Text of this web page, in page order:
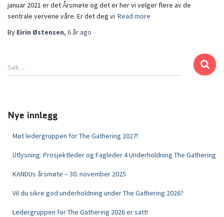
januar 2021 er det Årsmøte og det er her vi velger flere av de
sentrale vervene våre. Er det deg vi Read more
By Eirin Østensen, 6 år ago
Søk …
Nye innlegg
Møt ledergruppen for The Gathering 2027!
Utlysning: Prosjektleder og Fagleder 4 Underholdning The Gathering
KANDUs årsmøte – 30. november 2025
Vil du sikre god underholdning under The Gathering 2026?
Ledergruppen for The Gathering 2026 er satt!